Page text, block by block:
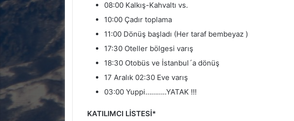
08:00 Kalkış-Kahvaltı vs.
10:00 Çadır toplama
11:00 Dönüş başladı (Her taraf bembeyaz )
17:30 Oteller bölgesi varış
18:30 Otobüs ve İstanbul´a dönüş
17 Aralık 02:30 Eve varış
03:00 Yuppi………..YATAK !!!
KATILIMCI LİSTESİ*